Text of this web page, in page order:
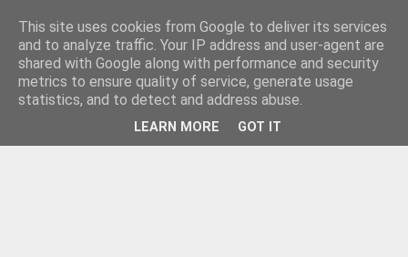
This site uses cookies from Google to deliver its services
and to analyze traffic. Your IP address and user-agent are
shared with Google along with performance and security
metrics to ensure quality of service, generate usage
statistics, and to detect and address abuse.
LEARN MORE GOT IT